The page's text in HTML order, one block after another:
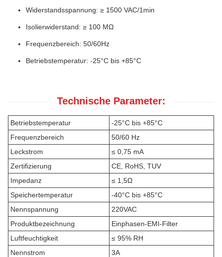
Widerstandsspannung: ≥ 1500 VAC/1min
Isolierwiderstand: ≥ 100 MΩ
Frequenzbereich: 50/60Hz
Betriebstemperatur: -25°C bis +85°C
Technische Parameter:
Betriebstemperatur
-25°C bis +85°C
Frequenzbereich
50/60 Hz
Leckstrom
≤ 0,75 mA
Zertifizierung
CE, RoHS, TUV
Impedanz
≤ 1,5Ω
Speichertemperatur
-40°C bis +85°C
Nennspannung
220VAC
Produktbezeichnung
Einphasen-EMI-Filter
Luftfeuchtigkeit
≤ 95% RH
Nennstrom
3A